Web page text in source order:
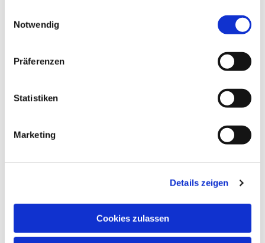
Notwendig
Präferenzen
Statistiken
Marketing
Details zeigen
Cookies zulassen